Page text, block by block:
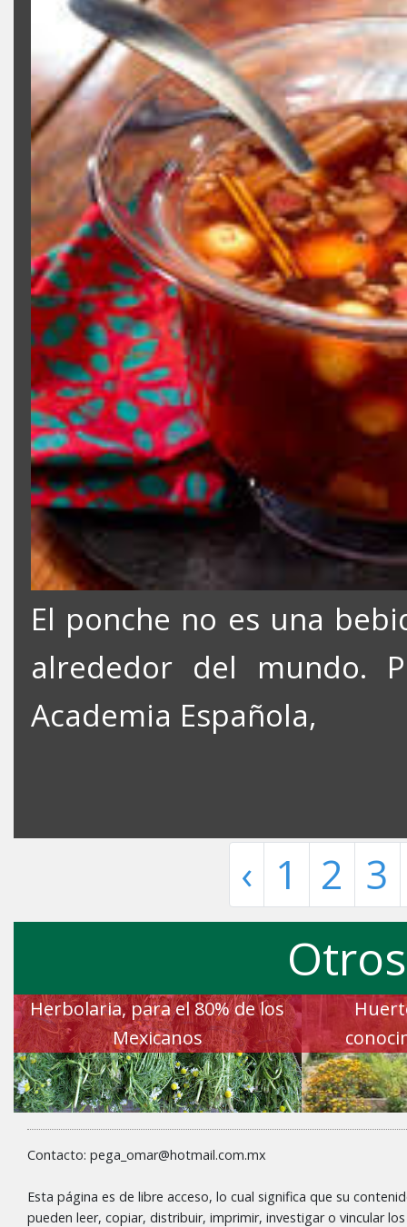
El ponche no es una
alrededor del mundo.
Academia Española,
‹ 1 2 3
Herbolaria, para el 80% de los
Mexicanos
Contacto: pega_omar@hotmail.com.mx
Esta página es de libre acceso, lo cual significa que su
pueden leer, copiar, distribuir, imprimir, investigar o vincular